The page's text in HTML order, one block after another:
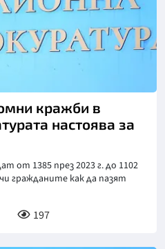
кражби в
настоява за
от 1385 през 2023 г. до 1102
гражданите как да пазят
197